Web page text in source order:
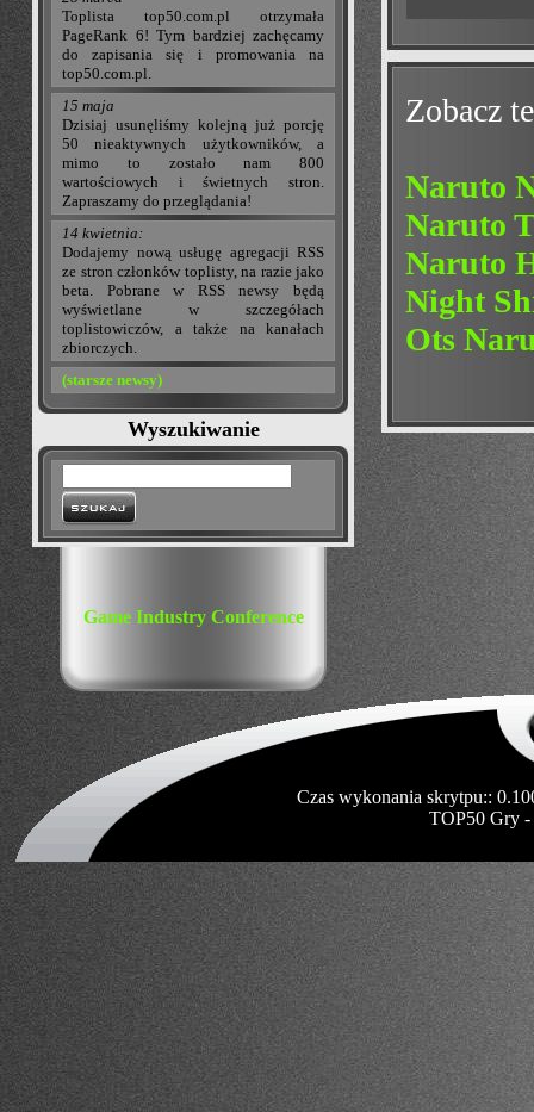
Toplista top50.com.pl otrzymała
PageRank 6! Tym bardziej zachęcamy
do zapisania się i promowania na
top50.com.pl.
15 maja
Dzisiaj usunęliśmy kolejną już porcję
50 nieaktywnych użytkowników, a
mimo to zostało nam 800
wartościowych i świetnych stron.
Zapraszamy do przeglądania!
14 kwietnia:
Dodajemy nową usługę agregacji RSS
ze stron członków toplisty, na razie jako
beta. Pobrane w RSS newsy będą
wyświetlane w szczegółach
toplistowiczów, a także na kanałach
zbiorczych.
(starsze newsy)
Wyszukiwanie
Game Industry Conference
Zobacz
Naruto
Naruto
Naruto
Night
Ots
Czas wykonania skrytpu::
TOP50 Gry